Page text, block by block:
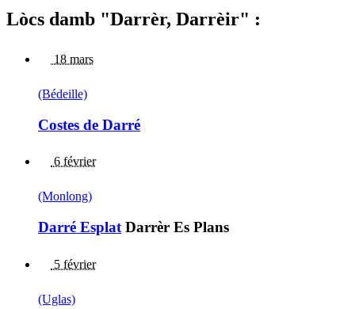
Lòcs damb "Darrèr, Darrèir" :
18 mars
(Bédeille)
Costes de Darré
6 février
(Monlong)
Darré Esplat Darrèr Es Plans
5 février
(Uglas)